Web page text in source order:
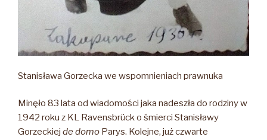
Stanisława Gorzecka we wspomnieniach prawnuka
Minęło 83 lata od wiadomości jaka nadeszła do rodziny w
1942 roku z KL Ravensbrück o śmierci Stanisławy
Gorzeckiej de domo Parys. Kolejne, już czwarte